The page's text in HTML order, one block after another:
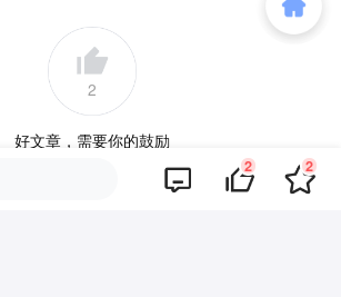
2
好文章，需要你的鼓励
2 2